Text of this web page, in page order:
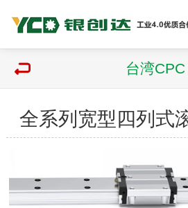
台湾CPC
全系列宽型四列式